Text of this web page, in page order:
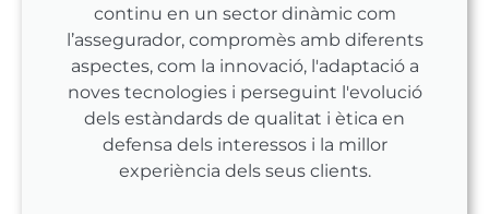
continu en un sector dinàmic com
l’assegurador, compromès amb diferents
aspectes, com la innovació, l'adaptació a
noves tecnologies i perseguint l'evolució
dels estàndards de qualitat i ètica en
defensa dels interessos i la millor
experiència dels seus clients.